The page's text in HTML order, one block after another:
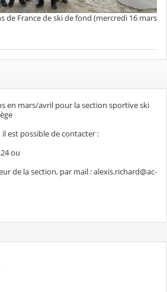
de France de ski de fond (mercredi 16 mars
en mars/avril pour la section sportive ski
est possible de contacter :
ou
de la section, par mail : alexis.richard@ac-